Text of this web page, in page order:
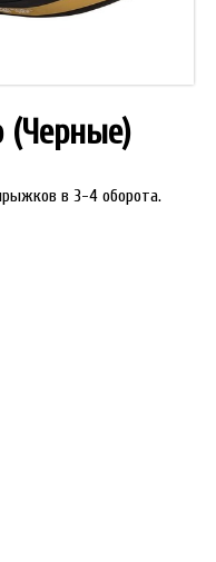
(Черные)
в 3-4 оборота.